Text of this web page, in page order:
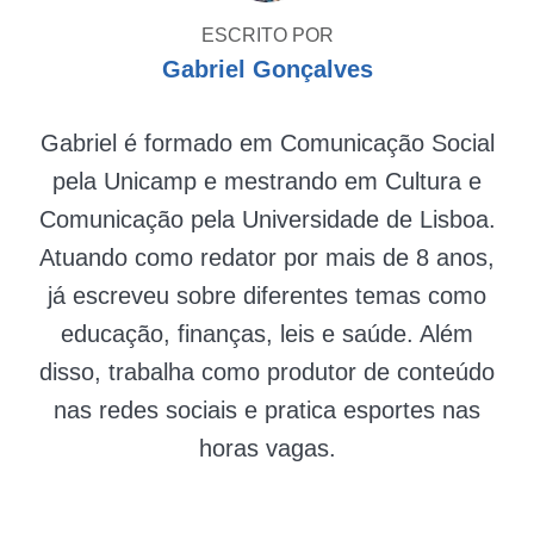
ESCRITO POR
Gabriel Gonçalves
Gabriel é formado em Comunicação Social
pela Unicamp e mestrando em Cultura e
Comunicação pela Universidade de Lisboa.
Atuando como redator por mais de 8 anos,
já escreveu sobre diferentes temas como
educação, finanças, leis e saúde. Além
disso, trabalha como produtor de conteúdo
nas redes sociais e pratica esportes nas
horas vagas.